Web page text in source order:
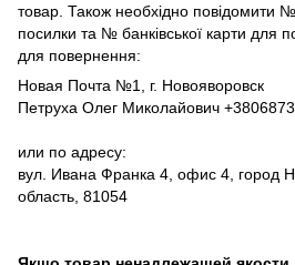
товар. Також необхідно повідомити №
посилки та № банківської карти для
для повернення:
Новая Почта №1, г. Новояворовск
Петруха Олег Миколайович
или по адресу:
вул. Ивана Франка 4, офис 4, город
область, 81054